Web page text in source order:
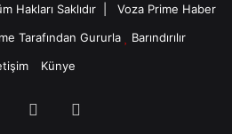
Hakları Saklıdır | Voza Prime Haber
Tarafından Gururla
Barındırılır
Künye
YouTube